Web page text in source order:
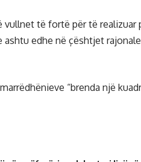
vullnet të fortë për të
ashtu edhe në çështjet
“brenda një